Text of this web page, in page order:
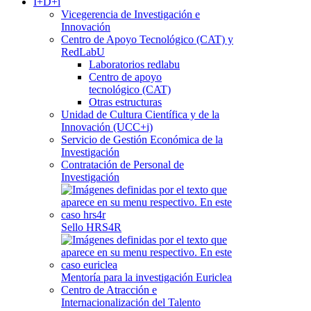
Vicegerencia de Investigación e
Innovación
Centro de Apoyo Tecnológico (CAT) y
RedLabU
Laboratorios redlabu
Centro de apoyo
tecnológico (CAT)
Otras estructuras
Unidad de Cultura Científica y de la
Innovación (UCC+i)
Servicio de Gestión Económica de la
Investigación
Contratación de Personal de
Investigación
Sello HRS4R
Mentoría para la investigación Euriclea
Centro de Atracción e
Internacionalización del Talento